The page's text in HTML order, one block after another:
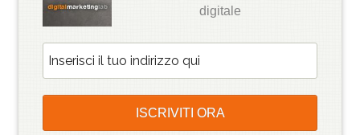
digitale